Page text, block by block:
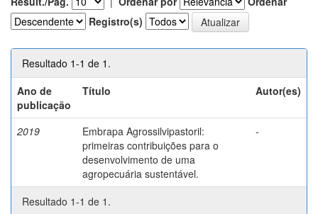
Registro(s)
Resultado 1-1 de 1.
Ano de
publicação
Título Autor(es)
2019
Embrapa Agrossilvipastoril:
primeiras contribuições para o
desenvolvimento de uma
agropecuária sustentável.
-
Resultado 1-1 de 1.